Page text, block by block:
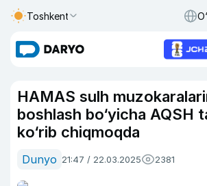
Toshkent
HAMAS sulh
boshlash bo‘yicha AQSH
ko‘rib chiqmoqda
Dunyo 21:47 / 22.03.2025 2381